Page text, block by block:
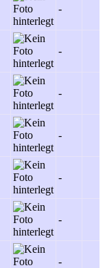
-
-
-
-
-
-
-